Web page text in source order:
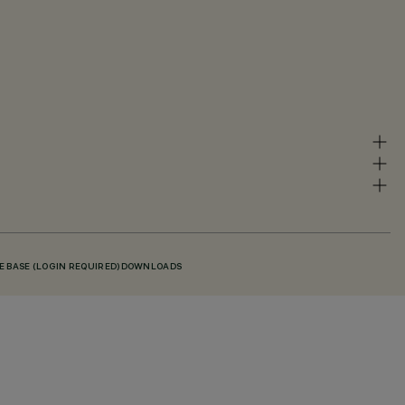
BASE (LOGIN REQUIRED) DOWNLOADS